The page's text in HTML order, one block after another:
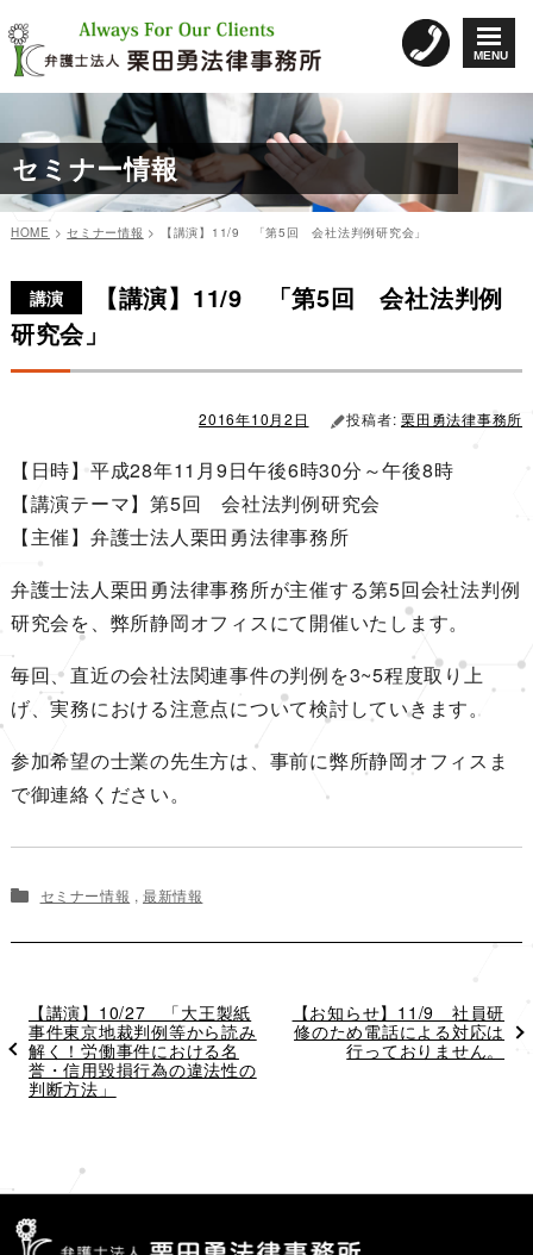
MENU
ン
テ
ン
へ
ス
キ
ッ
セミナー情報
HOME >セミナー情報 > 【講演】11/9 「第5回 会社法判例研究会」
講演
【講演】11/9 「第5回 会社法判例
研究会」
日:
2016年10月2日 投稿者:栗田勇法律事務所
【日時】平成28年11月9日午後6時30分～午後8時
【講演テーマ】第5回 会社法判例研究会
【主催】弁護士法人栗田勇法律事務所
弁護士法人栗田勇法律事務所が主催する第5回会社法判例
研究会を、弊所静岡オフィスにて開催いたします。
毎回、直近の会社法関連事件の判例を3~5程度取り上
げ、実務における注意点について検討していきます。
参加希望の士業の先生方は、事前に弊所静岡オフィスま
で御連絡ください。
ゴ
リ
ー
セミナー情報 , 最新情報
稿
ナ
ビ
ョ
ン
過
去
の
投
稿
【講演】10/27 「大王製紙
事件東京地裁判例等から読み
解く！労働事件における名
誉・信用毀損行為の違法性の
判断方法」
次
の
【お知らせ】11/9 社員研
修のため電話による対応は
行っておりません。